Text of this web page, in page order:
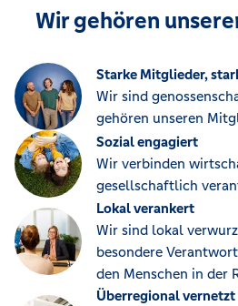
Wir gehören
Starke Mitglieder,
Wir sind
gehören unseren
Sozial engagiert
Wir verbinden
gesellschaftlich
Lokal verankert
Wir sind lokal
besondere
den Menschen in der
Überregional vernetzt